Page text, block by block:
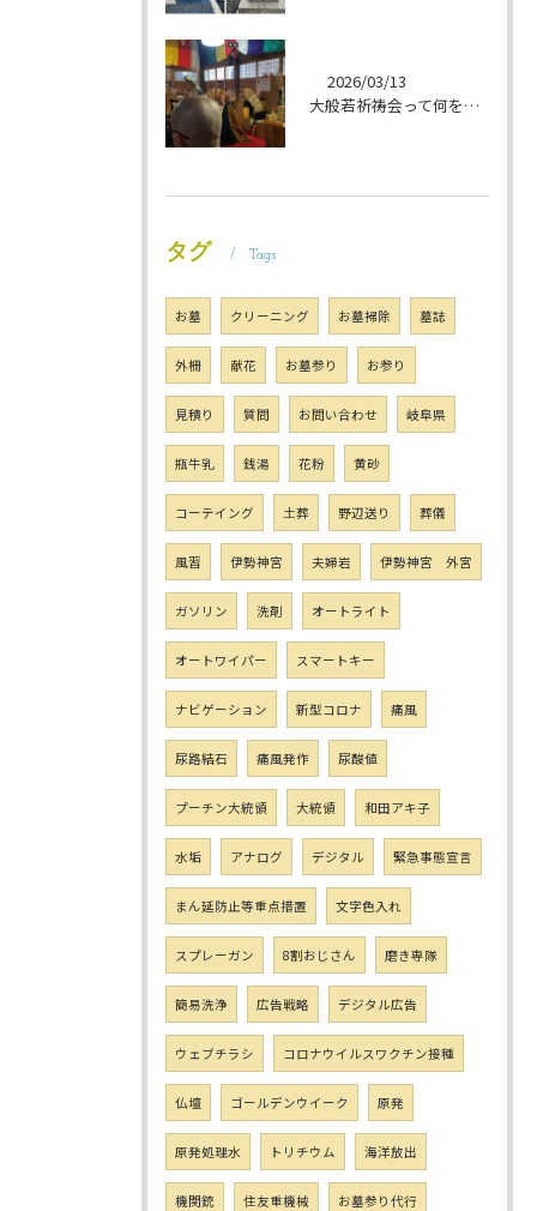
2026/03/13
大般若祈祷会って何をするの？ 岐阜のお墓掃除屋「磨き専隊」です
タグ Tags
お墓 クリーニング お墓掃除 墓誌
外柵 献花 お墓参り お参り
見積り 質問 お問い合わせ 岐阜県
瓶牛乳 銭湯 花粉 黄砂
コーテイング 土葬 野辺送り 葬儀
風習 伊勢神宮 夫婦岩 伊勢神宮 外宮
ガソリン 洗剤 オートライト
オートワイパー スマートキー
ナビゲーション 新型コロナ 痛風
尿路結石 痛風発作 尿酸値
プーチン大統領 大統領 和田アキ子
水垢 アナログ デジタル 緊急事態宣言
まん延防止等重点措置 文字色入れ
スプレーガン 8割おじさん 磨き専隊
簡易洗浄 広告戦略 デジタル広告
ウェブチラシ コロナウイルスワクチン接種
仏壇 ゴールデンウイーク 原発
原発処理水 トリチウム 海洋放出
機関銃 住友重機械 お墓参り代行